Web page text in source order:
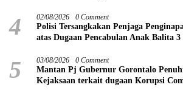
4 02/08/2026 0 Comment
Polisi Tersangkakan Penjaga
atas Dugaan Pencabulan Anak Balita 3
5 03/08/2026 0 Comment
Mantan Pj Gubernur Gorontalo
Kejaksaan terkait dugaan Korupsi